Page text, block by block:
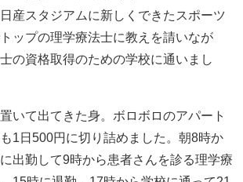
産スタジアムに新しくできたスポーツ
ップの理学療法士に教えを請いなが
の資格取得のための学校に通いまし
いて出てきた身。ボロボロのアパート
1日500円に切り詰めました。朝8時か
出勤して9時から患者さんを診る理学療